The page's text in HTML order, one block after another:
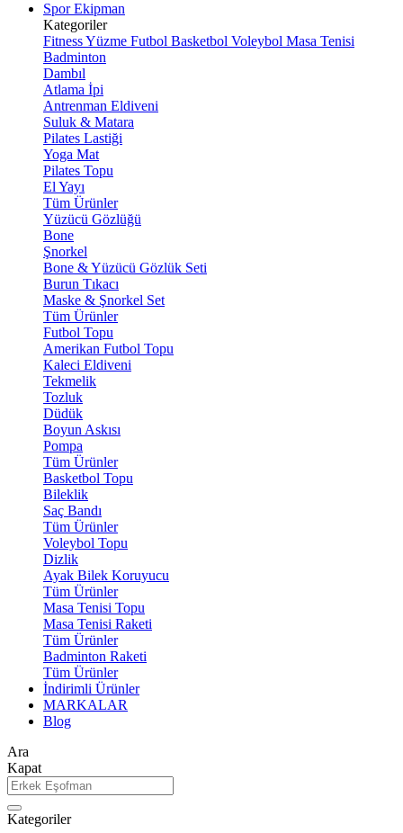
Spor Ekipman
Kategoriler
FitnessYüzme Futbol Basketbol Voleybol Masa Tenisi
Badminton
Dambıl
Atlama İpi
Antrenman Eldiveni
Suluk & Matara
Pilates Lastiği
Yoga Mat
Pilates Topu
El Yayı
Tüm Ürünler
Yüzücü Gözlüğü
Bone
Şnorkel
Bone & Yüzücü Gözlük Seti
Burun Tıkacı
Maske & Şnorkel Set
Tüm Ürünler
Futbol Topu
Amerikan Futbol Topu
Kaleci Eldiveni
Tekmelik
Tozluk
Düdük
Boyun Askısı
Pompa
Tüm Ürünler
Basketbol Topu
Bileklik
Saç Bandı
Tüm Ürünler
Voleybol Topu
Dizlik
Ayak Bilek Koruyucu
Tüm Ürünler
Masa Tenisi Topu
Masa Tenisi Raketi
Tüm Ürünler
Badminton Raketi
Tüm Ürünler
İndirimli Ürünler
MARKALAR
Blog
Ara
Kapat
Kategoriler